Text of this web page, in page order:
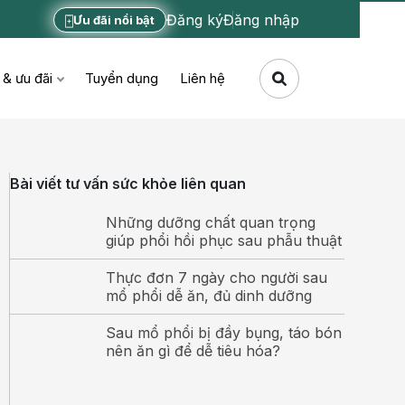
Ưu đãi nổi bật Đăng kýĐăng nhập
ưu đãi Tuyển dụng Liên hệ
Bài viết tư vấn sức khỏe liên quan
Những dưỡng chất quan trọng
giúp phổi hồi phục sau phẫu thuật
Thực đơn 7 ngày cho người sau
mổ phổi dễ ăn, đủ dinh dưỡng
Sau mổ phổi bị đầy bụng, táo bón
nên ăn gì để dễ tiêu hóa?